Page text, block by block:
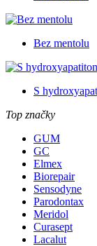
Bez mentolu
S
Top značky
GUM
GC
Elmex
Biorepair
Sensodyne
Parodontax
Meridol
Curasept
Lacalut